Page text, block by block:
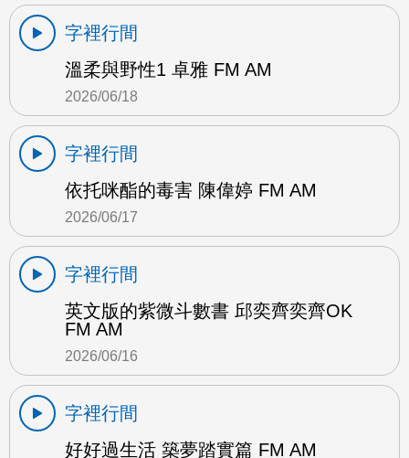
字裡行間
溫柔與野性1 卓雅 FM AM
2026/06/18
字裡行間
依托咪酯的毒害 陳偉婷 FM AM
2026/06/17
字裡行間
英文版的紫微斗數書 邱奕齊奕齊OK
FM AM
2026/06/16
字裡行間
好好過生活 築夢踏實篇 FM AM